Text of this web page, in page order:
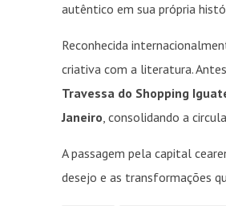
autêntico em sua própria
Reconhecida
criativa com a literatura.
Travessa do Shopping
Janeiro, consolidando a
A passagem pela capital
desejo e as transformações